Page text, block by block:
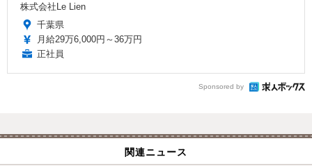
株式会社Le Lien
千葉県
月給29万6,000円～36万円
正社員
Sponsored by
関連ニュース